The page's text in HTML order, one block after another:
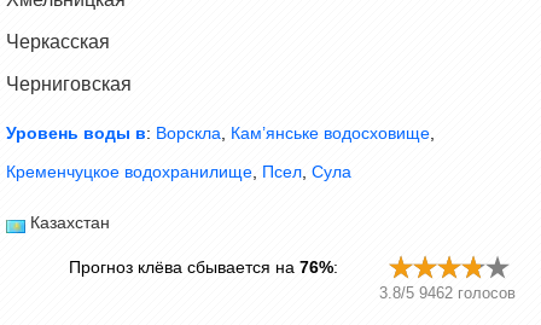
Черкасская
Черниговская
Уровень воды в: Ворскла Кам’янське водосховище
Кременчуцкое водохранилище Псел Сула
Казахстан
Прогноз клёва сбывается на 76%:
3.8/5 9462 голосов